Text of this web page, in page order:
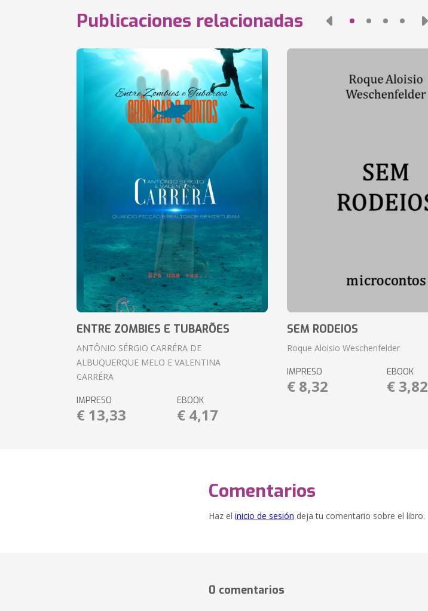
Publicaciones relacionadas
ENTRE ZOMBIES E TUBARÕES
ANTÔNIO SÉRGIO CARRÉRA DE
ALBUQUERQUE MELO E VALENTINA
CARRÉRA
IMPRESO
€ 13,33
EBOOK
€ 4,17
SEM RODEIOS
Roque Aloisio Weschenfelder
IMPRESO
€ 8,32
EBOOK
€ 3,82
Comentarios
Haz el inicio de sesión deja tu comentario sobre el libro.
0 comentarios